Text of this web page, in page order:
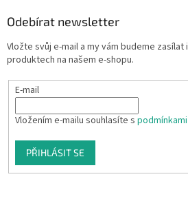
Odebírat newsletter
Vložte svůj e-mail a my vám budeme
produktech na našem e-shopu.
E-mail
Vložením e-mailu souhlasíte s
PŘIHLÁSIT SE